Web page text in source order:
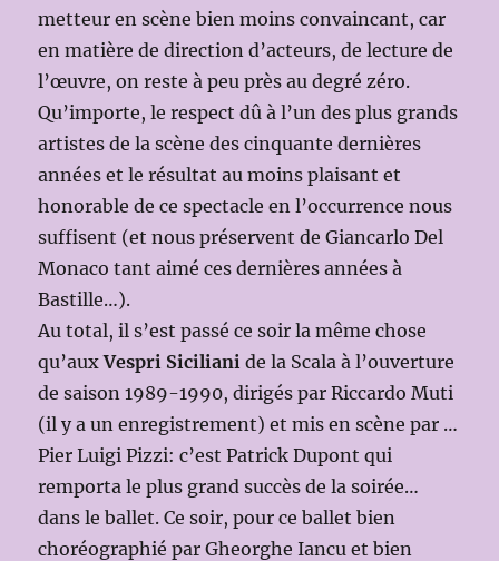
metteur en scène bien moins convaincant, car
en matière de direction d’acteurs, de lecture de
l’œuvre, on reste à peu près au degré zéro.
Qu’importe, le respect dû à l’un des plus grands
artistes de la scène des cinquante dernières
années et le résultat au moins plaisant et
honorable de ce spectacle en l’occurrence nous
suffisent (et nous préservent de Giancarlo Del
Monaco tant aimé ces dernières années à
Bastille…).
Au total, il s’est passé ce soir la même chose
qu’auxVespri Siciliani de la Scala à l’ouverture
de saison 1989-1990, dirigés par Riccardo Muti
(il y a un enregistrement) et mis en scène par …
Pier Luigi Pizzi: c’est Patrick Dupont qui
remporta le plus grand succès de la soirée…
dans le ballet. Ce soir, pour ce ballet bien
choréographié par Gheorghe Iancu et bien